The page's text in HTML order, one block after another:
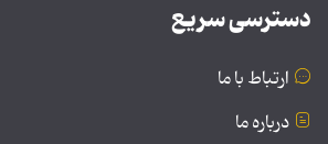
دسترسی سریع
ارتباط با ما
درباره ما